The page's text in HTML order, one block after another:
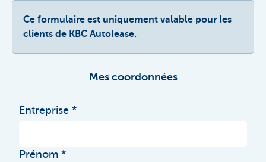
Ce formulaire est uniquement valable pour les
clients de KBC Autolease.
Mes coordonnées
Entreprise
Prénom